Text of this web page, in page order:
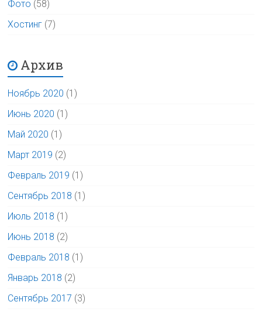
Фото (58)
Хостинг (7)
Архив
Ноябрь 2020 (1)
Июнь 2020 (1)
Май 2020 (1)
Март 2019 (2)
Февраль 2019 (1)
Сентябрь 2018 (1)
Июль 2018 (1)
Июнь 2018 (2)
Февраль 2018 (1)
Январь 2018 (2)
Сентябрь 2017 (3)